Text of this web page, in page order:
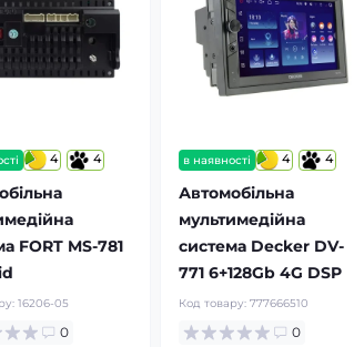
4 4
FORT MS-781
16206-05
0
в наявності 4 4
Автомобільна
мультимедійна
система Decker DV-
771 6+128Gb 4G DSP
Код товару:777666510
0